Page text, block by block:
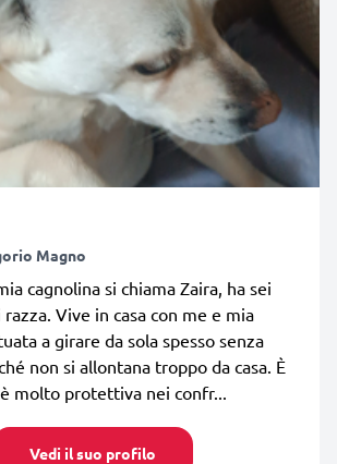
Magno
cagnolina si chiama Zaira, ha sei
Vive in casa con me e mia
a girare da sola spesso senza
non si allontana troppo da casa. È
molto protettiva nei confr...
Vedi il suo profilo